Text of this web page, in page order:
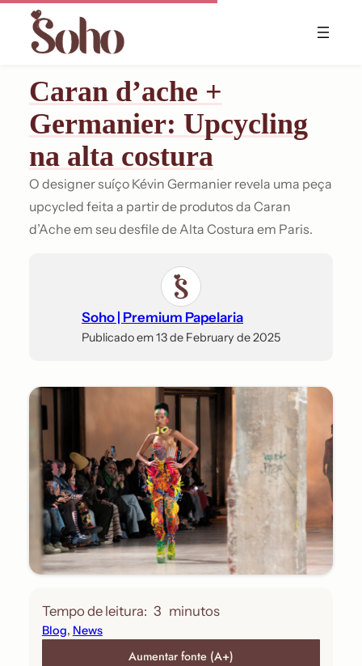
content
Caran d’ache +
Germanier: Upcycling
na alta costura
O designer suíço Kévin Germanier revela uma peça
upcycled feita a partir de produtos da Caran
d’Ache em seu desfile de Alta Costura em Paris.
Soho | Premium Papelaria
Publicado em 13 de February de 2025
Tempo de leitura: 3 minutos
Blog, News
Aumentar fonte (A+)